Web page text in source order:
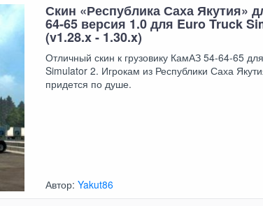
Скин «Республика Саха Якутия»
64-65 версия 1.0 для Euro Truck
(v1.28.x - 1.30.x)
Отличный скин к грузовику КамАЗ 54-64-65
Simulator 2. Игрокам из Республики Саха
придется по душе.
Автор:Yakut86